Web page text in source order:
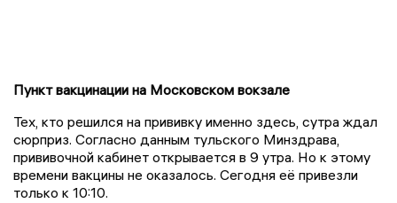
Пункт вакцинации на Московском вокзале
Тех, кто решился на прививку именно здесь, сутра ждал
сюрприз. Согласно данным тульского Минздрава,
прививочной кабинет открывается в 9 утра. Но к этому
времени вакцины не оказалось. Сегодня её привезли
только к 10:10.